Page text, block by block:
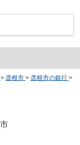
> 彦根市 > 彦根市の銀行 >